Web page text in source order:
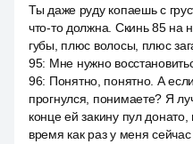
Ты даже руду копаешь с
что-то должна. Скинь 85 на
губы, плюс волосы, плюс
95: Мне нужно
96: Понятно, понятно. А
прогнулся, понимаете? Я
конце ей закину пул донато,
время как раз у меня